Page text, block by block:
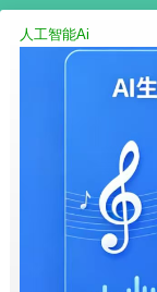
人工智能Ai